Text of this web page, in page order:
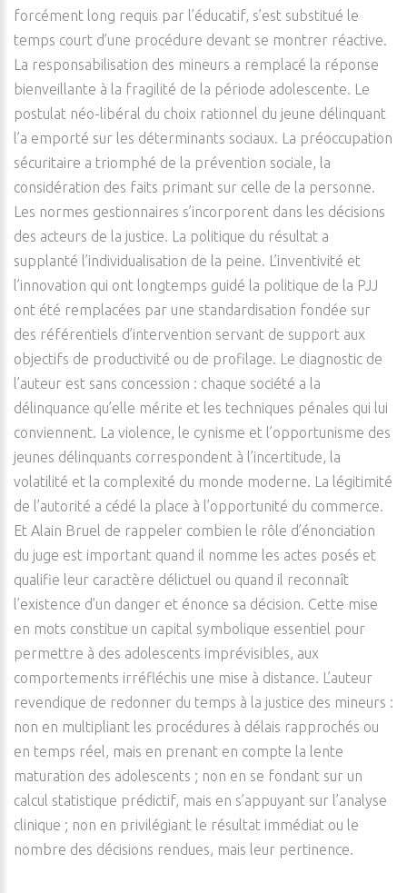
forcément long requis par l’éducatif, s’est substitué le
temps court d’une procédure devant se montrer réactive.
La responsabilisation des mineurs a remplacé la réponse
bienveillante à la fragilité de la période adolescente. Le
postulat néo-libéral du choix rationnel du jeune délinquant
l’a emporté sur les déterminants sociaux. La préoccupation
sécuritaire a triomphé de la prévention sociale, la
considération des faits primant sur celle de la personne.
Les normes gestionnaires s’incorporent dans les décisions
des acteurs de la justice. La politique du résultat a
supplanté l’individualisation de la peine. L’inventivité et
l’innovation qui ont longtemps guidé la politique de la PJJ
ont été remplacées par une standardisation fondée sur
des référentiels d’intervention servant de support aux
objectifs de productivité ou de profilage. Le diagnostic de
l’auteur est sans concession : chaque société a la
délinquance qu’elle mérite et les techniques pénales qui lui
conviennent. La violence, le cynisme et l’opportunisme des
jeunes délinquants correspondent à l’incertitude, la
volatilité et la complexité du monde moderne. La légitimité
de l’autorité a cédé la place à l’opportunité du commerce.
Et Alain Bruel de rappeler combien le rôle d’énonciation
du juge est important quand il nomme les actes posés et
qualifie leur caractère délictuel ou quand il reconnaît
l’existence d’un danger et énonce sa décision. Cette mise
en mots constitue un capital symbolique essentiel pour
permettre à des adolescents imprévisibles, aux
comportements irréfléchis une mise à distance. L’auteur
revendique de redonner du temps à la justice des mineurs :
non en multipliant les procédures à délais rapprochés ou
en temps réel, mais en prenant en compte la lente
maturation des adolescents ; non en se fondant sur un
calcul statistique prédictif, mais en s’appuyant sur l’analyse
clinique ; non en privilégiant le résultat immédiat ou le
nombre des décisions rendues, mais leur pertinence.